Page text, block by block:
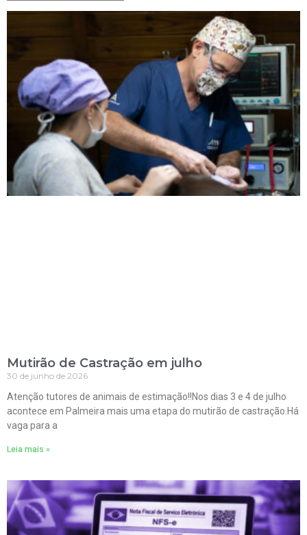
Mutirão de Castração em julho
30 de junho de 2026
Atenção tutores de animais de estimação!!Nos dias 3 e 4 de julho
acontece em Palmeira mais uma etapa do mutirão de castração.Há
vaga para a
Leia mais »